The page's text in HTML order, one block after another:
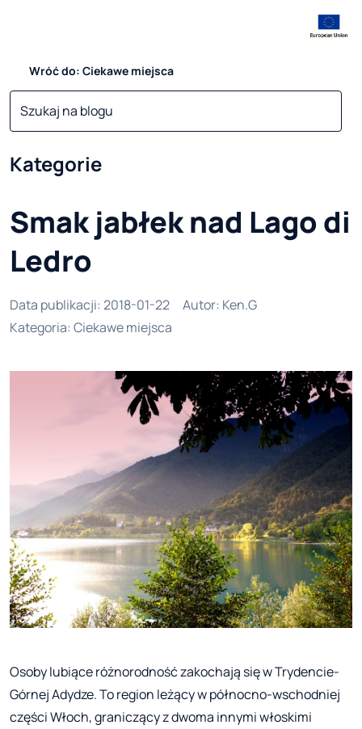
Wróć do: Ciekawe miejsca
Kategorie
Smak jabłek nad Lago di
Ledro
Data publikacji: 2018-01-22 Autor: Ken.G
Kategoria: Ciekawe miejsca
Osoby lubiące różnorodność zakochają się w Trydencie-
Górnej Adydze. To region leżący w północno-wschodniej
części Włoch, graniczący z dwoma innymi włoskimi